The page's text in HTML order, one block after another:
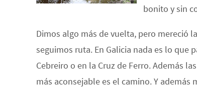
bonito y sin
Dimos algo más de vuelta, pero mereció
seguimos ruta. En Galicia nada es lo que
Cebreiro o en la Cruz de Ferro. Además
más aconsejable es el camino. Y además